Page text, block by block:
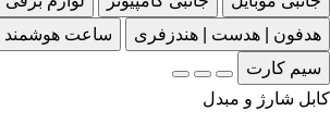
هدفون | هدست | هندزفری
ساعت هوشمند
سیم کارت
کابل شارژ و مبدل